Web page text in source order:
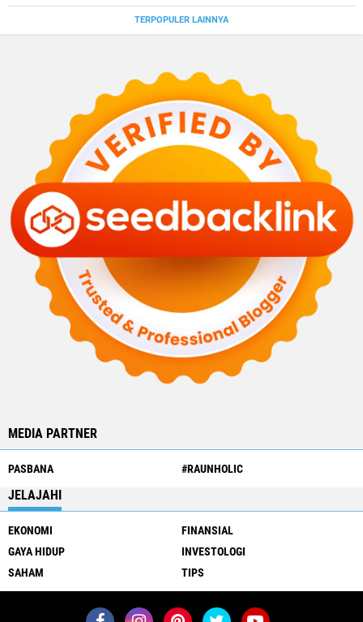
TERPOPULER LAINNYA
MEDIA PARTNER
PASBANA #RAUNHOLIC
JELAJAHI
EKONOMI
FINANSIAL
GAYA HIDUP
INVESTOLOGI
SAHAM
TIPS